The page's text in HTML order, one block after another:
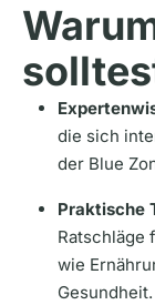
die sich
der Blue
Praktische
Ratschläge
wie
Gesundheit.